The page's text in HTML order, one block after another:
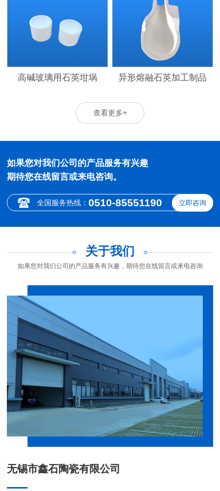
高碱玻璃用石英坩埚 异形熔融石英加工制品
查看更多+
如果您对我们公司的产品服务有兴趣
期待您在线留言或来电咨询。
全国服务热线： 0510-85551190 立即咨询
关于我们
如果您对我们公司的产品服务有兴趣，期待您在线留言或来电咨询
无锡市鑫石陶瓷有限公司